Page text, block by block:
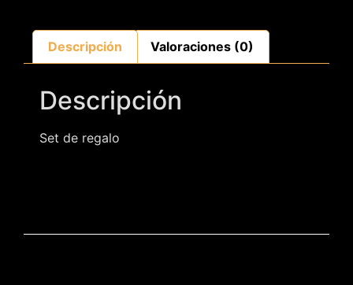
Descripción Valoraciones (0)
Descripción
Set de regalo